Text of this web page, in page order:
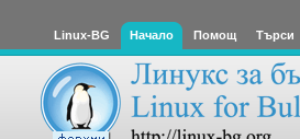
Linux-BG Начало Помощ Търси